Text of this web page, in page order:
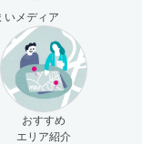
いメディア
おすすめ
エリア紹介